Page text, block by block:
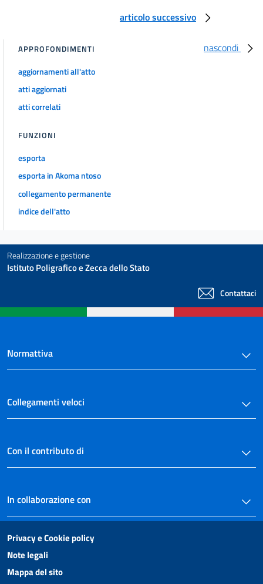
articolo successivo
nascondi
APPROFONDIMENTI
aggiornamenti all'atto
atti aggiornati
atti correlati
FUNZIONI
esporta
esporta in Akoma ntoso
collegamento permanente
indice dell'atto
Realizzazione e gestione
Istituto Poligrafico e Zecca dello Stato
Contattaci
Normattiva
Collegamenti veloci
Con il contributo di
In collaborazione con
Privacy e Cookie policy
Note legali
Mappa del sito